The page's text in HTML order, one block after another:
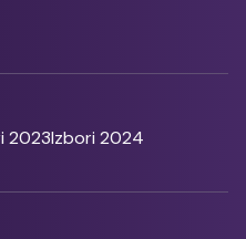
2023Izbori 2024